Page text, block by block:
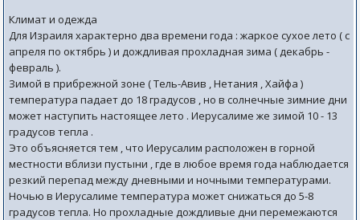
Климат и одежда
Для Израиля характерно два времени года : жаркое сухое лето ( с
апреля по октябрь ) и дождливая прохладная зима ( декабрь -
февраль ).
Зимой в прибрежной зоне ( Тель-Авив , Нетания , Хайфа )
температура падает до 18 градусов , но в солнечные зимние дни
может наступить настоящее лето . Иерусалиме же зимой 10 - 13
градусов тепла .
Это объясняется тем , что Иерусалим расположен в горной
местности вблизи пустыни , где в любое время года наблюдается
резкий перепад между дневными и ночными температурами.
Ночью в Иерусалиме температура может снижаться до 5-8
градусов тепла. Но прохладные дождливые дни перемежаются